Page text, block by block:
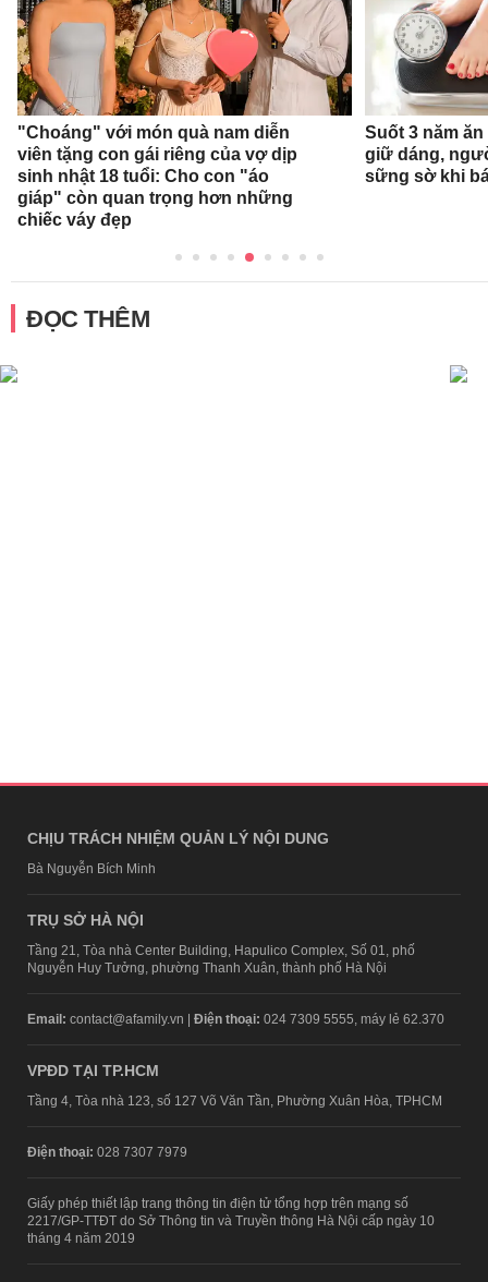
"Choáng" với món quà nam diễn
viên tặng con gái riêng của vợ dịp
sinh nhật 18 tuổi: Cho con "áo
giáp" còn quan trọng hơn những
chiếc váy đẹp
Suốt 3 năm
giữ dáng,
sững sờ khi
ĐỌC THÊM
CHỊU TRÁCH NHIỆM QUẢN LÝ NỘI DUNG
Bà Nguyễn Bích Minh
TRỤ SỞ HÀ NỘI
Tầng 21, Tòa nhà Center Building, Hapulico Complex, Số 01, phố
Nguyễn Huy Tưởng, phường Thanh Xuân, thành phố Hà Nội
Email: contact@afamily.vn | Điện thoại: 024 7309 5555, máy lẻ 62.370
VPĐD TẠI TP.HCM
Tầng 4, Tòa nhà 123, số 127 Võ Văn Tần, Phường Xuân Hòa, TPHCM
Điện thoại: 028 7307 7979
Giấy phép thiết lập trang thông tin điện tử tổng hợp trên mạng số
2217/GP-TTĐT do Sở Thông tin và Truyền thông Hà Nội cấp ngày 10
tháng 4 năm 2019